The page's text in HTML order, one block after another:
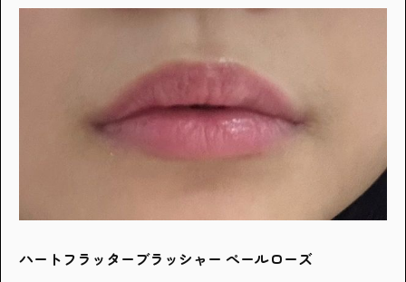
ハートフラッターブラッシャー ぺールローズ